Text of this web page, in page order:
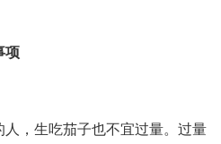
项
人，生吃茄子也不宜过量。过量